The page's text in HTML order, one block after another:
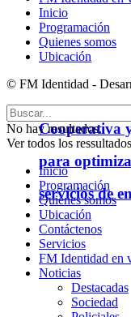
Cooperativa
para
servicios de
Inicio
Programación
Quienes somos
Ubicación
© FM Identidad -
No hay resultados.
Ver todos los ressultados
Inicio
Programación
Quienes somos
Ubicación
Contáctenos
Servicios
FM Identidad en
Noticias
Destacadas
Sociedad